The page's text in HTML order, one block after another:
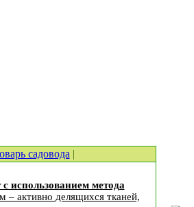
садовода |
использованием метода
– активно делящихся тканей,